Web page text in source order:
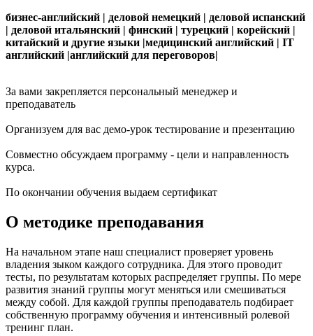
бизнес-английский | деловой немецкий | деловой испанский
| деловой итальянский | финский | турецкий | корейский |
китайский и другие языки |медицинский английский | IT
английский |английский для переговоров|
За вами закрепляется персональный менеджер и
преподаватель
Организуем для вас демо-урок тестирование и презентацию
Совместно обсуждаем программу - цели и направленность
курса.
По окончании обучения выдаем сертификат
О методике преподавания
На начальном этапе наш специалист проверяет уровень
владения зыком каждого сотрудника. Для этого проводит
тесты, по результатам которых распределяет группы. По мере
развития знаний группы могут меняться или смешиваться
между собой. Для каждой группы преподаватель подбирает
собственную программу обучения и интенсивный ролевой
тренинг план.